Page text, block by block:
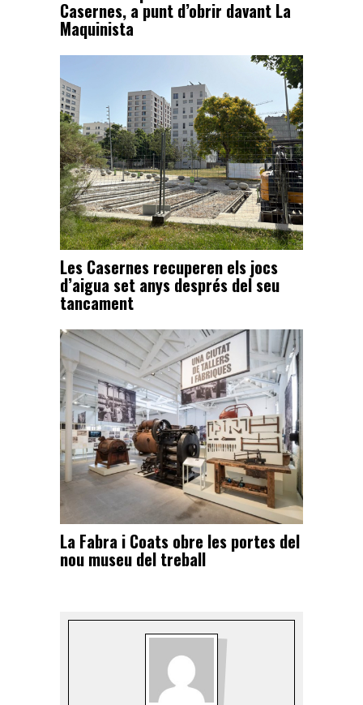
Casernes, a punt d’obrir davant La
Maquinista
Les Casernes recuperen els jocs
d’aigua set anys després del seu
tancament
La Fabra i Coats obre les portes del
nou museu del treball